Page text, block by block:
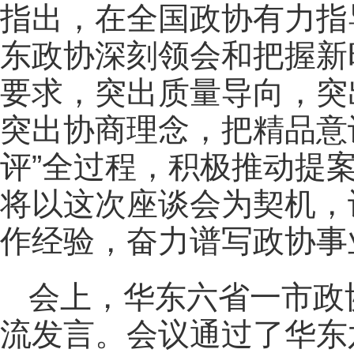
指出，在全国政协有力
东政协深刻领会和把握
要求，突出质量导向，
突出协商理念，把精品
评”全过程，积极推动提
将以这次座谈会为契机
作经验，奋力谱写政协
会上，华东六省一市
流发言。会议通过了华